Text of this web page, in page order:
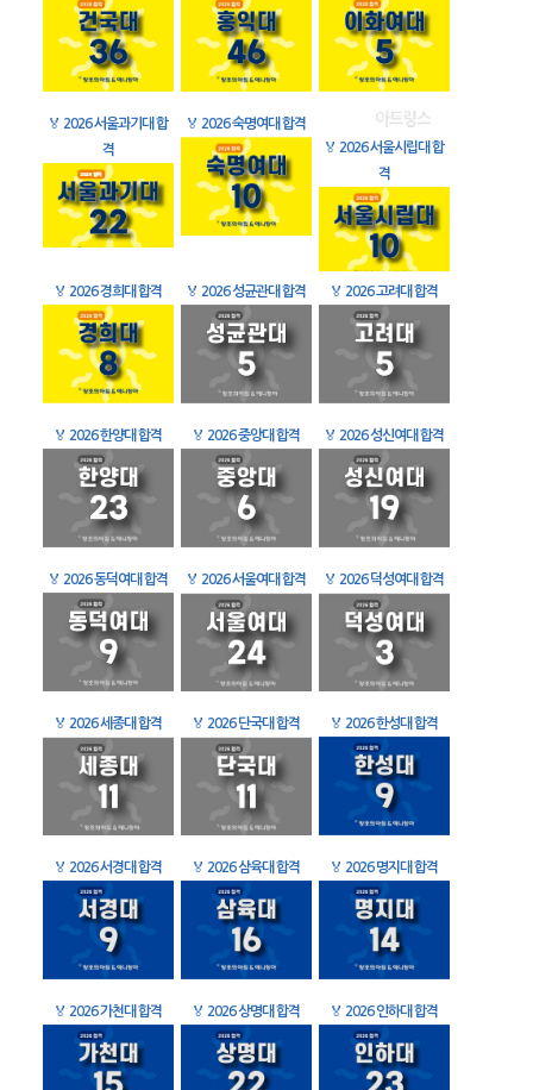
🏅 2026 서울과기대 합
격
🏅 2026 숙명여대 합격
🏅 2026 서울시립대 합
격
🏅 2026 경희대 합격 🏅 2026 성균관대 합격 🏅 2026 고려대 합격
🏅 2026 한양대 합격 🏅 2026 중앙대 합격 🏅 2026 성신여대 합격
🏅 2026 동덕여대 합격 🏅 2026 서울여대 합격 🏅 2026 덕성여대 합격
🏅 2026 세종대 합격 🏅 2026 단국대 합격 🏅 2026 한성대 합격
🏅 2026 서경대 합격 🏅 2026 삼육대 합격 🏅 2026 명지대 합격
🏅 2026 가천대 합격 🏅 2026 상명대 합격 🏅 2026 인하대 합격